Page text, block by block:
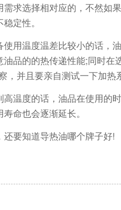
求选择相对应的，不然如
定性。
用温度温差比较小的话，
品的的热传递性能;同时在
并且要亲自测试一下加热
温度的话，油品在使用的
命也会逐渐延长。
要知道导热油哪个牌子好!